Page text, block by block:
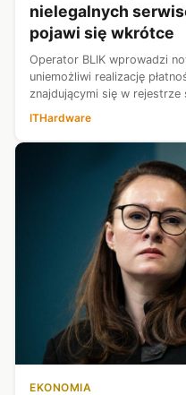
nielegalnych
pojawi się wkrótce
Operator BLIK wprowadzi
uniemożliwi realizację
znajdującymi się w
Płatności poinformował, iż
ITHardware
EKONOMIA